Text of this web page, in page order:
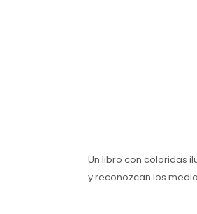
Un libro con coloridas
y reconozcan los